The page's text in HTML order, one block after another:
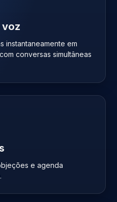
voz
instantaneamente em
conversas simultâneas
e agenda